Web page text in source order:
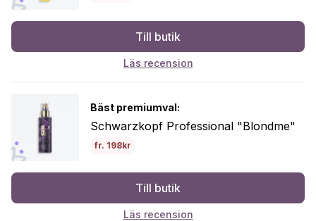
Till butik
Läs recension
Bäst premiumval:
Schwarzkopf Professional "Blondme"
fr. 198kr
Till butik
Läs recension